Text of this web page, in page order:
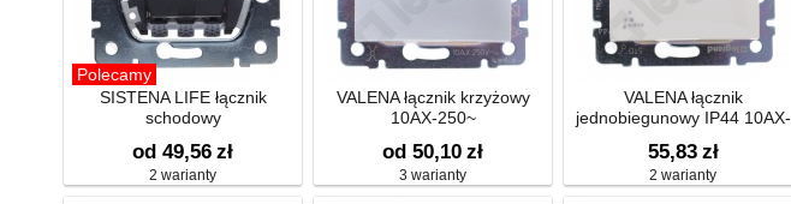
Polecamy
SISTENA LIFE łącznik
schodowy
od 49,56 zł
2 warianty
VALENA łącznik krzyżowy
10AX-250~
od 50,10 zł
3 warianty
VALENA łącznik
jednobiegunowy IP44 10AX-
55,83 zł
2 warianty